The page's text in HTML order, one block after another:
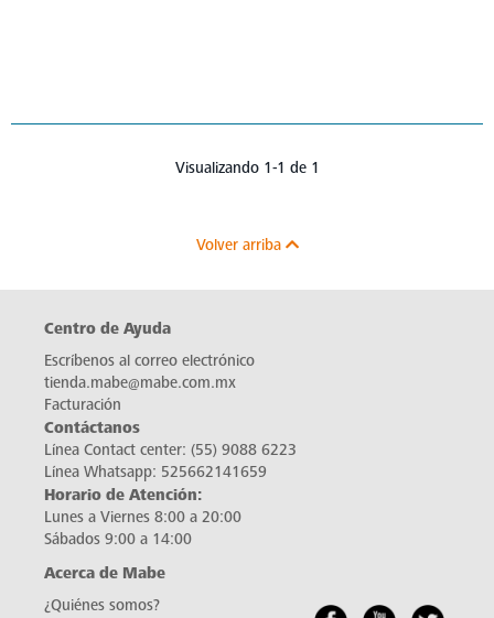
Visualizando 1-1 de 1
Volver arriba
Centro de Ayuda
Escríbenos al correo electrónico
tienda.mabe@mabe.com.mx
Facturación
Contáctanos
Línea Contact center: (55) 9088 6223
Línea Whatsapp: 525662141659
Horario de Atención:
Lunes a Viernes 8:00 a 20:00
Sábados 9:00 a 14:00
Acerca de Mabe
¿Quiénes somos?